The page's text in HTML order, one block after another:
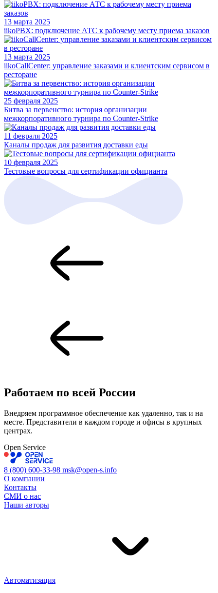
13 марта 2025
iikoPBX: подключение АТС к рабочему месту приема заказов
13 марта 2025
iikoCallCenter: управление заказами и клиентским сервисом в
ресторане
25 февраля 2025
Битва за первенство: история организации
межкорпоративного турнира по Counter-Strike
11 февраля 2025
Каналы продаж для развития доставки еды
10 февраля 2025
Тестовые вопросы для сертификации официанта
Работаем по всей России
Внедряем программное обеспечение как удаленно, так и на
месте. Представители в каждом городе и офисы в крупных
центрах.
Open Service
8 (800) 600-33-98 msk@open-s.info
О компании
Контакты
СМИ о нас
Наши авторы
Автоматизация